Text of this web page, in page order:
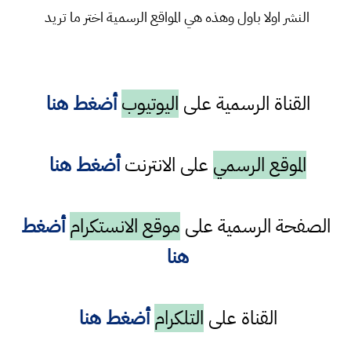
النشر اولا باول وهذه هي المواقع الرسمية اختر ما تريد
القناة الرسمية على اليوتيوب أضغط هنا
الموقع الرسمي على الانترنتأضغط هنا
الصفحة الرسمية على موقع الانستكرام أضغط
هنا
القناة على التلكرام أضغط هنا